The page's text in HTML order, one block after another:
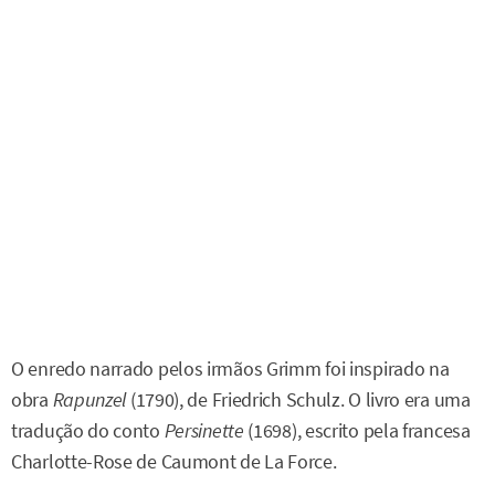
O enredo narrado pelos irmãos Grimm foi inspirado na
obra Rapunzel(1790), de Friedrich Schulz. O livro era uma
tradução do conto Persinette (1698), escrito pela francesa
Charlotte-Rose de Caumont de La Force.